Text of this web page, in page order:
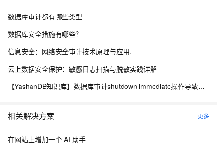
数据库审计都有哪些类型
数据库安全措施有哪些？
信息安全：网络安全审计技术原理与应用.
云上数据安全保护：敏感日志扫描与脱敏实践详解
【YashanDB知识库】数据库审计shutdown immediate操作导致数据库异常退出
相关解决方案 更多
在网站上增加一个 AI 助手